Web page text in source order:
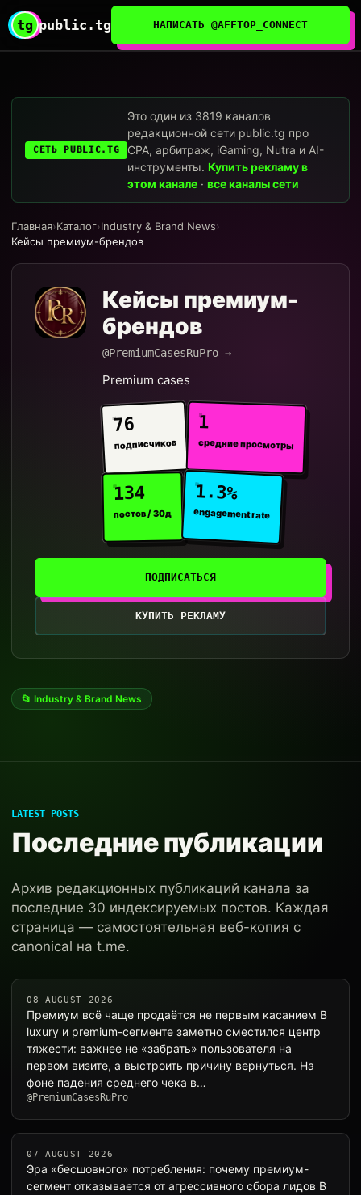
tg public.tg НАПИСАТЬ @AFFTOP_CONNECT
СЕТЬ PUBLIC.TG
Это один из 3819 каналов
редакционной сети public.tg про
CPA, арбитраж, iGaming, Nutra и AI-
инструменты.Купить рекламу в
этом канале ·все каналы сети
Главная›Каталог›Industry & Brand News›
Кейсы премиум-брендов
Кейсы премиум-
брендов
@PremiumCasesRuPro →
Premium cases
76
подписчиков
1
средние просмотры
134
постов / 30д
1.3%
engagement rate
ПОДПИСАТЬСЯ
КУПИТЬ РЕКЛАМУ
📂 Industry & Brand News
LATEST POSTS
Последние публикации
Архив редакционных публикаций канала за
последние 30 индексируемых постов. Каждая
страница — самостоятельная веб-копия с
canonical на t.me.
08 AUGUST 2026
Премиум всё чаще продаётся не первым касанием В
luxury и premium-сегменте заметно сместился центр
тяжести: важнее не «забрать» пользователя на
первом визите, а выстроить причину вернуться. На
фоне падения среднего чека в…
@PremiumCasesRuPro
07 AUGUST 2026
Эра «бесшовного» потребления: почему премиум-
сегмент отказывается от агрессивного сбора лидов В